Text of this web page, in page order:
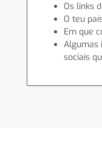
Os links
O teu
Em que
Algumas
sociais